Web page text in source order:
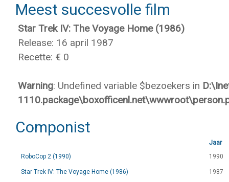
Meest succesvolle film
Star Trek IV: The Voyage Home (1986)
Release: 16 april 1987
Recette: € 0
Warning: Undefined variable $bezoekers in
Componist
Jaar
RoboCop 2 (1990)
1990
Star Trek IV: The Voyage Home (1986) 1987